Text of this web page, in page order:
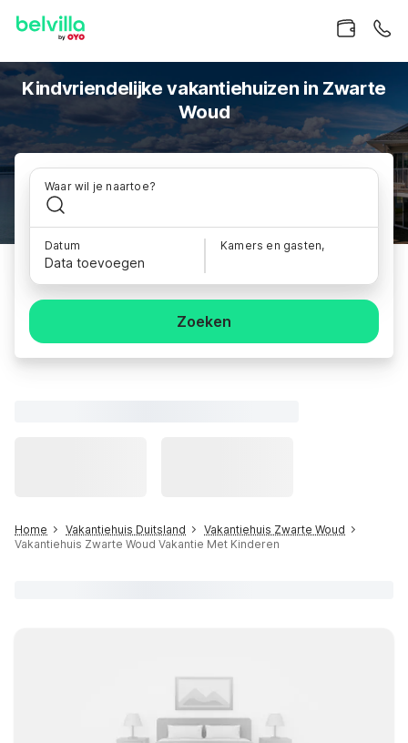
Kindvriendelijke vakantiehuizen in Zwarte
Woud
Waar wil je naartoe?
Datum
Data toevoegen
Kamers en gasten,
Zoeken
Home Vakantiehuis Duitsland
Vakantiehuis Zwarte Woud
Vakantiehuis Zwarte Woud Vakantie Met Kinderen